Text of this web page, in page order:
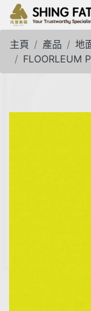
主頁 產品 地
FLOORLEUM